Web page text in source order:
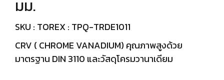
มม.
SKU : TOREX : TPQ-TRDE1011
CRV ( CHROME VANADIUM) คุณภาพสูงด้วย
มาตรฐาน DIN 3110 และวัสดุโครมวานาเดียม